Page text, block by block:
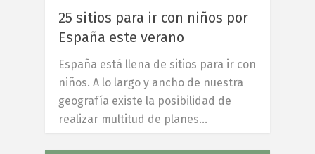
25 sitios para ir con niños por
España este verano
España está llena de sitios para ir con
niños. A lo largo y ancho de nuestra
geografía existe la posibilidad de
realizar multitud de planes…